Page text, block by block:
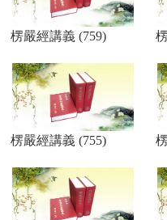
楞嚴經講義 (759)
楞嚴經講義 (755)